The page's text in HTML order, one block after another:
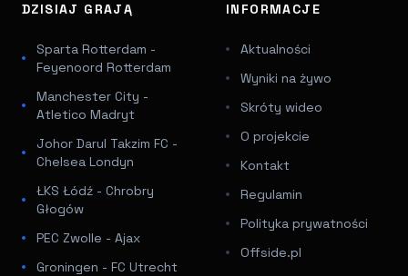
DZISIAJ GRAJĄ
Sparta Rotterdam -
Feyenoord Rotterdam
Manchester City -
Atletico Madryt
Johor Darul Takzim FC -
Chelsea Londyn
ŁKS Łódź - Chrobry
Głogów
PEC Zwolle - Ajax
Groningen - FC Utrecht
INFORMACJE
Aktualności
Wyniki na żywo
Skróty wideo
O projekcie
Kontakt
Regulamin
Polityka prywatności
Offside.pl